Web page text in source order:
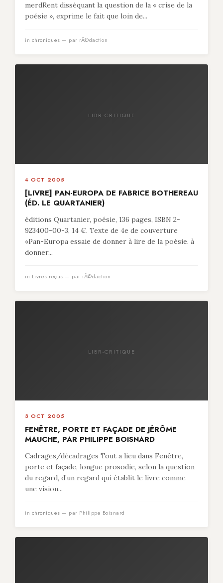
merdRent disséquant la question de la « crise de la
poésie », exprime le fait que loin de...
in chroniques — par rÃ©daction
LIBR-CRITIQUE
4 OCT 2005
[LIVRE] PAN-EUROPA DE FABRICE BOTHEREAU
(ÉD. LE QUARTANIER)
éditions Quartanier, poésie, 136 pages, ISBN 2-
923400-00-3, 14 €. Texte de 4e de couverture
«Pan-Europa essaie de donner à lire de la poésie. à
donner...
in Livres reçus — par rÃ©daction
LIBR-CRITIQUE
3 OCT 2005
FENÊTRE, PORTE ET FAÇADE DE JÉRÔME
MAUCHE, PAR PHILIPPE BOISNARD
Cadrages/décadrages Tout a lieu dans Fenêtre,
porte et façade, longue prosodie, selon la question
du regard, d’un regard qui établit le livre comme
une vision...
in chroniques — par Philippe Boisnard